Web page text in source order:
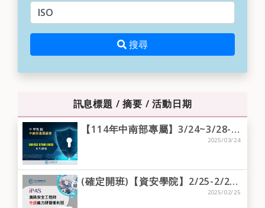
請輸入關鍵字
搜尋
搜尋
訊息標題 / 摘要 / 活動日期
【114年中南部專屬】3/24~3/28-高雄場-ISO/IEC 27001:2022 主導稽核員訓練課程（五日）
2025/03/24
(確定開班)【資安學院】2/25-2/26 iPAS-「中級」資訊安全工程師-能力研習衝刺班
2025/02/25